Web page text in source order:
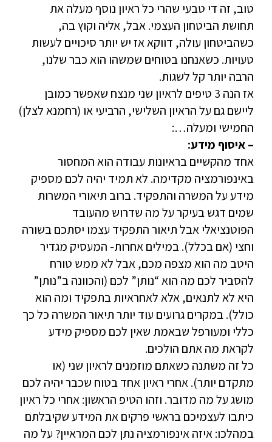
טוב, זה די טבעי שהרי כל ראיון נוסף מעלה את
תחושת הביטחון העצמי. אבל, אליה וקוץ בה,
כשהביטחון עולה, דווקא אז יש יותר סיכויים לעשות
טעויות. כשאנחנו בטוחים שמשהו הוא כבר שלנו,
הרבה יותר קל לשגות.
אז הנה 3 טיפים לראיון שני מנצח שאפשר כמובן
ליישם גם על הראיון השלישי, הרביעי או (רחמנא לצלן)
החמישי ומעלה…:
– איסוף מידע:
אחד מהקשיים בראיונות עבודה הוא המחסור
באינפורמציה מקדימה. לא תמיד יהיה לכם מספיק
מידע על המשרה והתפקיד. ברוב תיאורי המשרות
שמים דגש בעיקר על מה שדרוש מהעובד
הפוטנציאלי אבל תיאור התפקיד עצמו יסתכם בשורה
וחצי (אם בכלל). במילים אחרות- המעסיק מגדיר
היטב מה הוא מצפה מכם, אבל לא ממש טורח
להסביר לכם מה הוא “נותן” לכם (והכוונה ב”נותן”
היא לא לתנאים, אלא לאחראיות בתפקיד ומה הוא
כולל). במקרים גרועים עוד יותר תיאור המשרה כל כך
כללי ומעורפל שבאמת שאין לכם מספיק מידע
לקראת מה אתם הולכים.
כל זה משתנה כשאתם מוזמנים לראיון שני (או
מתקדם יותר). אחרי ראיון אחד בטוח שכבר יהיה לכם
מושג על מה מדובר. וזהו הטיפ הראשון: אחרי כל ראיון
כיתבו לעצמיכם בראשי פרקים את המידע שקיבלתם
במהלכו: איזה אינפורמציה נתן לכם המראיין? על מה